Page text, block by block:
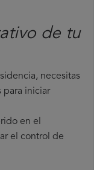
de tu
necesitas
para iniciar
en el
el control de